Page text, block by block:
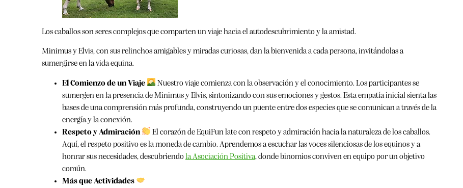
Los caballos son seres complejos que comparten un viaje hacia el autodescubrimiento y la amistad.
Minimus y Elvis, con sus relinchos amigables y miradas curiosas, dan la bienvenida a cada persona, invitándolas a
sumergirse en la vida equina.
El Comienzo de un Viaje
Nuestro viaje comienza con la observación y el conocimiento. Los participantes se
sumergen en la presencia de Minimus y Elvis, sintonizando con sus emociones y gestos. Esta empatía inicial sienta las
bases de una comprensión más profunda, construyendo un puente entre dos especies que se comunican a través de la
energía y la conexión.
Respeto y Admiración
El corazón de EquiFun late con respeto y admiración hacia la naturaleza de los caballos.
Aquí, el respeto positivo es la moneda de cambio. Aprendemos a escuchar las voces silenciosas de los equinos y a
honrar sus necesidades, descubriendola Asociación Positiva, donde binomios conviven en equipo por un objetivo
común.
Más que Actividades